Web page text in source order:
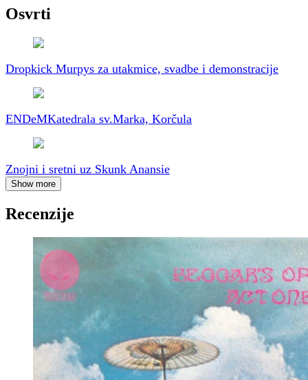
Osvrti
Dropkick Murpys za utakmice, svadbe i demonstracije
ENDeMKatedrala sv.Marka, Korčula
Znojni i sretni uz Skunk Anansie
Show more
Recenzije